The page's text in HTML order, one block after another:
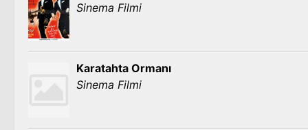
Sinema Filmi
Karatahta Ormanı
Sinema Filmi